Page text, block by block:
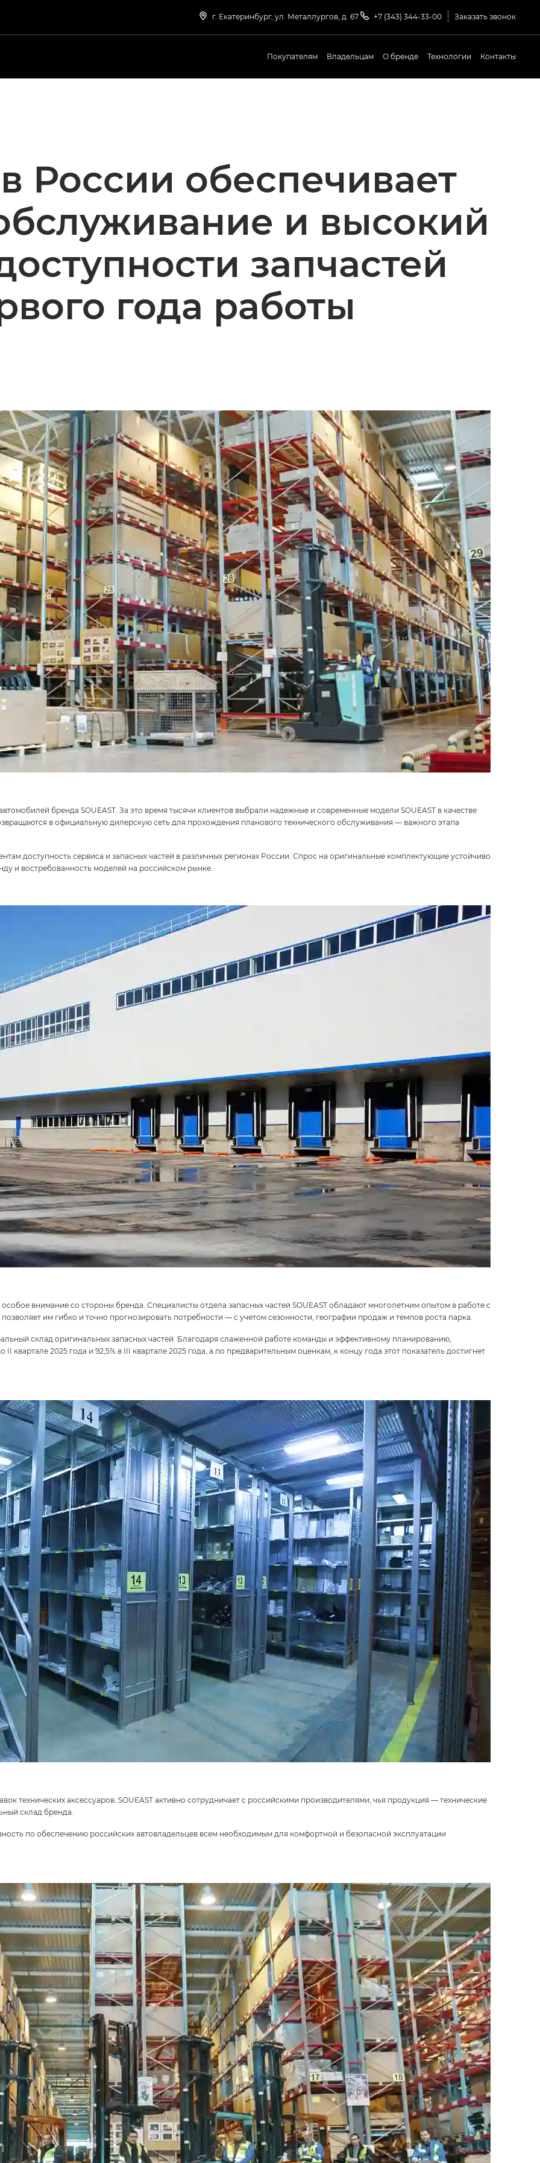
г. Екатеринбург, ул. Металлургов, д. 67 +7 (343) 344-33-00 Заказать звонок
Покупателям Владельцам О бренде Технологии Контакты
в России обеспечивает
и высокий
запчастей
года работы
бренда SOUEAST. За это время тысячи клиентов выбрали надежные и современные модели SOUEAST в качестве
в официальную дилерскую сеть для прохождения планового технического обслуживания — важного этапа
доступность сервиса и запасных частей в различных регионах России. Спрос на оригинальные комплектующие устойчиво
и востребованность моделей на российском рынке.
внимание со стороны бренда. Специалисты отдела запасных частей SOUEAST обладают многолетним опытом в работе с
им гибко и точно прогнозировать потребности — с учетом сезонности, географии продаж и темпов роста парка.
склад оригинальных запасных частей. Благодаря слаженной работе команды и эффективному планированию,
квартале 2025 года и 92,5% в III квартале 2025 года, а по предварительным оценкам, к концу года этот показатель достигнет
технических аксессуаров. SOUEAST активно сотрудничает с российскими производителями, чья продукция — технические
склад бренда.
по обеспечению российских автовладельцев всем необходимым для комфортной и безопасной эксплуатации